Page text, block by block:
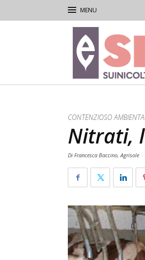
Rivista
di
Suinicoltura
CONTENZIOSO
Nitrati,
Di Francesca Baccino, Agrisole -